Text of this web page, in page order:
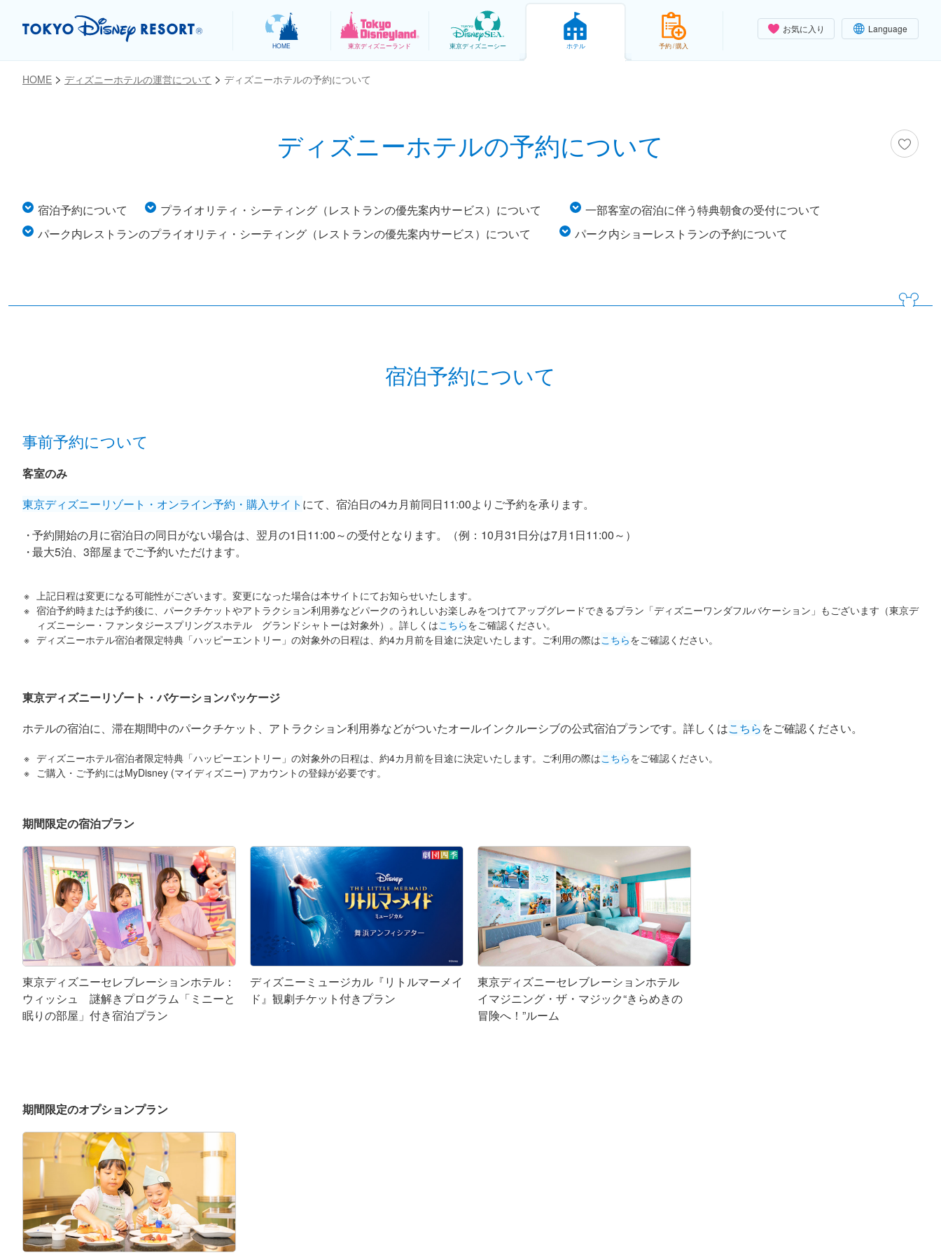
お気に入り Language
HOME 東京ディズニーランド 東京ディズニーシー ホテル 予約 / 購入
HOME ディズニーホテルの運営について ディズニーホテルの予約について
ディズニーホテルの予約について
宿泊予約について プライオリティ・シーティング（レストランの優先案内サービス）について
一部客室の宿泊に伴う特典朝食の受付について
パーク内レストランのプライオリティ・シーティング（レストランの優先案内サービス）について
パーク内ショーレストランの予約について
宿泊予約について
事前予約について
客室のみ
東京ディズニーリゾート・オンライン予約・購入サイト にて、宿泊日の4カ月前同日11:00よりご予約を承ります。
予約開始の月に宿泊日の同日がない場合は、翌月の1日11:00～の受付となります。（例：10月31日分は7月1日11:00～）
最大5泊、3部屋までご予約いただけます。
上記日程は変更になる可能性がございます。変更になった場合は本サイトにてお知らせいたします。
宿泊予約時または予約後に、パークチケットやアトラクション利用券などパークのうれしいお楽しみをつけてアップグレードできるプラン「ディズニーワンダフルバケーション」もございます（東京デ
ィズニーシー・ファンタジースプリングスホテル グランドシャトーは対象外）。詳しくはこちらをご確認ください。
ディズニーホテル宿泊者限定特典「ハッピーエントリー」の対象外の日程は、約4カ月前を目途に決定いたします。ご利用の際はこちらをご確認ください。
東京ディズニーリゾート・バケーションパッケージ
ホテルの宿泊に、滞在期間中のパークチケット、アトラクション利用券などがついたオールインクルーシブの公式宿泊プランです。詳しくはこちらをご確認ください。
ディズニーホテル宿泊者限定特典「ハッピーエントリー」の対象外の日程は、約4カ月前を目途に決定いたします。ご利用の際はこちらをご確認ください。
ご購入・ご予約にはMyDisney (マイディズニー) アカウントの登録が必要です。
期間限定の宿泊プラン
東京ディズニーセレブレーションホテル：
ウィッシュ 謎解きプログラム「ミニーと
眠りの部屋」付き宿泊プラン
ディズニーミュージカル『リトルマーメイ
ド』観劇チケット付きプラン
東京ディズニーセレブレーションホテル
イマジニング・ザ・マジック“きらめきの
冒険へ！”ルーム
期間限定のオプションプラン